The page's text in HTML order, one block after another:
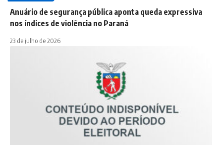
Anuário de segurança pública aponta queda expressiva
nos índices de violência no Paraná
23 de julho de 2026